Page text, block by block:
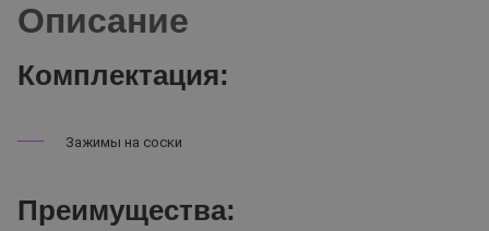
Описание
Комплектация:
Зажимы на соски
Преимущества: